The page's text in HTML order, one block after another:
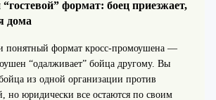
формат: боец приезжает,
дома
понятный формат кросс-промоушена —
“одалживает” бойца другому. Вы
из одной организации против
но юридически все остаются по своим